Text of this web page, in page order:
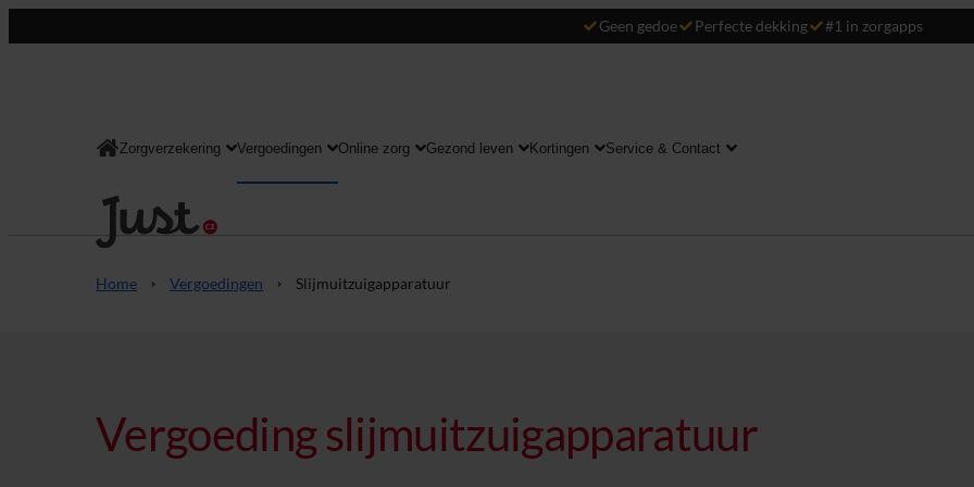
Geen gedoe Perfecte dekking #1 in zorgapps
Consument
Zorgverzekering Vergoedingen Online zorg Gezond leven Kortingen Service & Contact
Home Vergoedingen Slijmuitzuigapparatuur
Vergoeding slijmuitzuigapparatuur